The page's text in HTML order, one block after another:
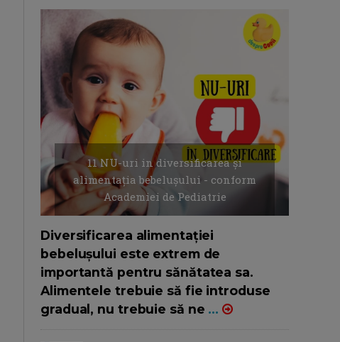
11 NU-uri in diversificarea și
alimentația bebelușului - conform
Academiei de Pediatrie
Diversificarea alimentației
bebelușului este extrem de
importantă pentru sănătatea sa.
Alimentele trebuie să fie introduse
gradual, nu trebuie să ne ...